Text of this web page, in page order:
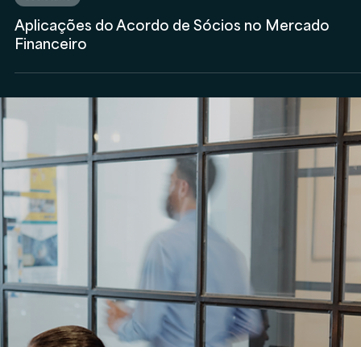
Societário
Aplicações do Acordo de Sócios no Mercado
Financeiro